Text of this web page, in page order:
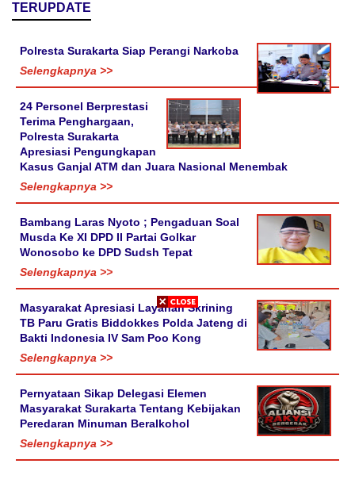
TERUPDATE
Polresta Surakarta Siap Perangi Narkoba
Selengkapnya >>
24 Personel Berprestasi
Terima Penghargaan,
Polresta Surakarta
Apresiasi Pengungkapan
Kasus Ganjal ATM dan Juara Nasional Menembak
Selengkapnya >>
Bambang Laras Nyoto ; Pengaduan Soal
Musda Ke XI DPD II Partai Golkar
Wonosobo ke DPD Sudsh Tepat
Selengkapnya >>
Masyarakat Apresiasi Layanan Skrining
TB Paru Gratis Biddokkes Polda Jateng di
Bakti Indonesia IV Sam Poo Kong
Selengkapnya >>
Pernyataan Sikap Delegasi Elemen
Masyarakat Surakarta Tentang Kebijakan
Peredaran Minuman Beralkohol
Selengkapnya >>